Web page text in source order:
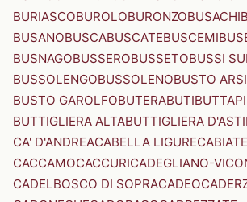
BURIASCOBUROLOBURONZOBUSACHI
BUSANOBUSCABUSCATEBUSCEMI
BUSNAGOBUSSEROBUSSETOBUSSI
BUSSOLENGOBUSSOLENOBUSTO
BUSTO GAROLFOBUTERABUTI
BUTTIGLIERA ALTABUTTIGLIERA D'ASTI
CA' D'ANDREACABELLA LIGURECABIATE
CACCAMOCACCURICADEGLIANO-
CADELBOSCO DI SOPRACADEO